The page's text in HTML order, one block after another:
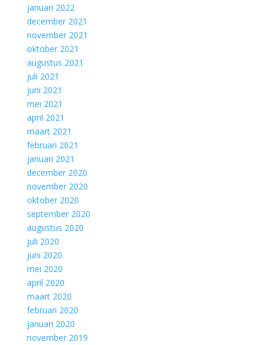
januari 2022
december 2021
november 2021
oktober 2021
augustus 2021
juli 2021
juni 2021
mei 2021
april 2021
maart 2021
februari 2021
januari 2021
december 2020
november 2020
oktober 2020
september 2020
augustus 2020
juli 2020
juni 2020
mei 2020
april 2020
maart 2020
februari 2020
januari 2020
november 2019